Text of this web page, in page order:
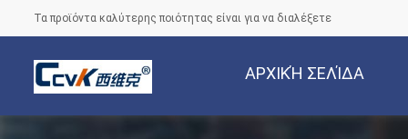
Τα προϊόντα καλύτερης ποιότητας είναι για να διαλέξετε
ΑΡΧΙΚΉ ΣΕΛΊΔΑ